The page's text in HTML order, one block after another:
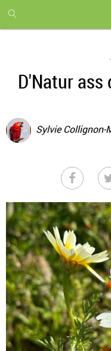
month
free
D'Natur
Sylvie Collignon-